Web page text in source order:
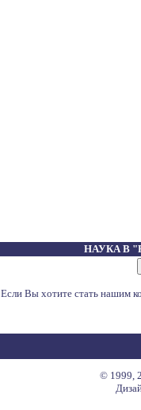
НАУКА В
Если Вы хотите стать нашим
© 1999,